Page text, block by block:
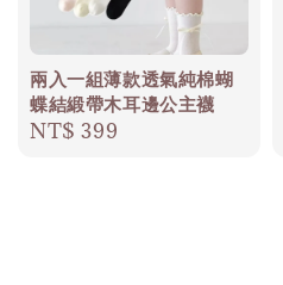
兩入一組薄款透氣純棉蝴
蝶結緞帶木耳邊公主襪
Regular
NT$ 399